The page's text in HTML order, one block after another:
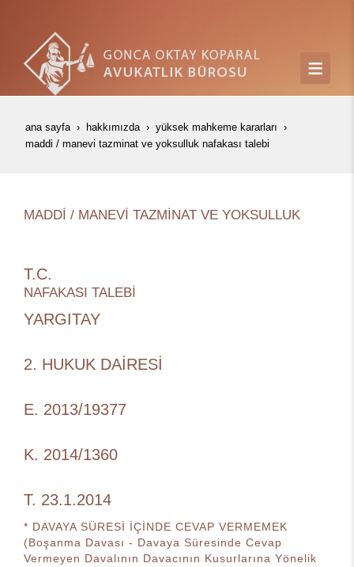
ana sayfa hakkımızda
yüksek mahkeme kararları
maddi̇ / manevi̇ tazmi̇nat ve yoksulluk nafakasi talebi̇
MADDİ / MANEVİ TAZMİNAT VE YOKSULLUK
NAFAKASI TALEBİ
T.C.
YARGITAY
2. HUKUK DAİRESİ
E. 2013/19377
K. 2014/1360
T. 23.1.2014
* DAVAYA SÜRESİ İÇİNDE CEVAP VERMEMEK
(Boşanma Davası - Davaya Süresinde Cevap
Vermeyen Davalının Davacının Kusurlarına Yönelik